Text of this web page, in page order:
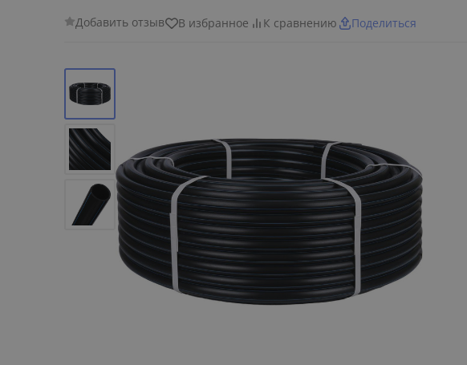
Добавить отзыв В избранное К сравнению Поделиться